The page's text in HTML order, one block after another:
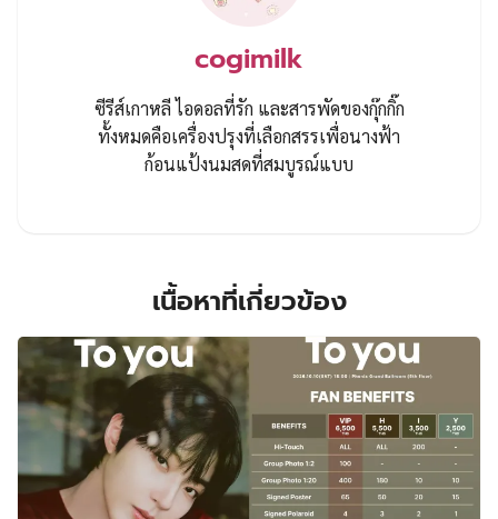
cogimilk
ซีรีส์เกาหลี ไอดอลที่รัก และสารพัดของกุ๊กกิ๊ก
ทั้งหมดคือเครื่องปรุงที่เลือกสรรเพื่อนางฟ้า
ก้อนแป้งนมสดที่สมบูรณ์แบบ
เนื้อหาที่เกี่ยวข้อง